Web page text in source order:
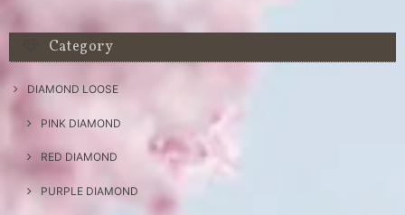
Category
DIAMOND LOOSE
PINK DIAMOND
RED DIAMOND
PURPLE DIAMOND